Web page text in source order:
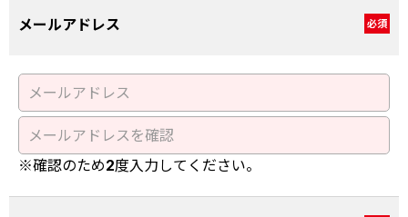
メールアドレス 必須
※確認のため2度入力してください。